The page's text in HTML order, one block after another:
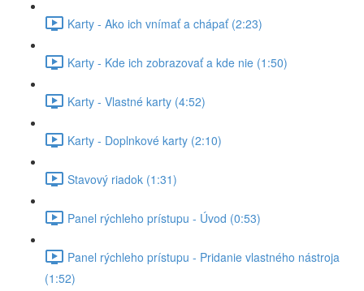
Karty - Ako ich vnímať a chápať (2:23)
Karty - Kde ich zobrazovať a kde nie (1:50)
Karty - Vlastné karty (4:52)
Karty - Doplnkové karty (2:10)
Stavový riadok (1:31)
Panel rýchleho prístupu - Úvod (0:53)
Panel rýchleho prístupu - Pridanie vlastného nástroja
(1:52)